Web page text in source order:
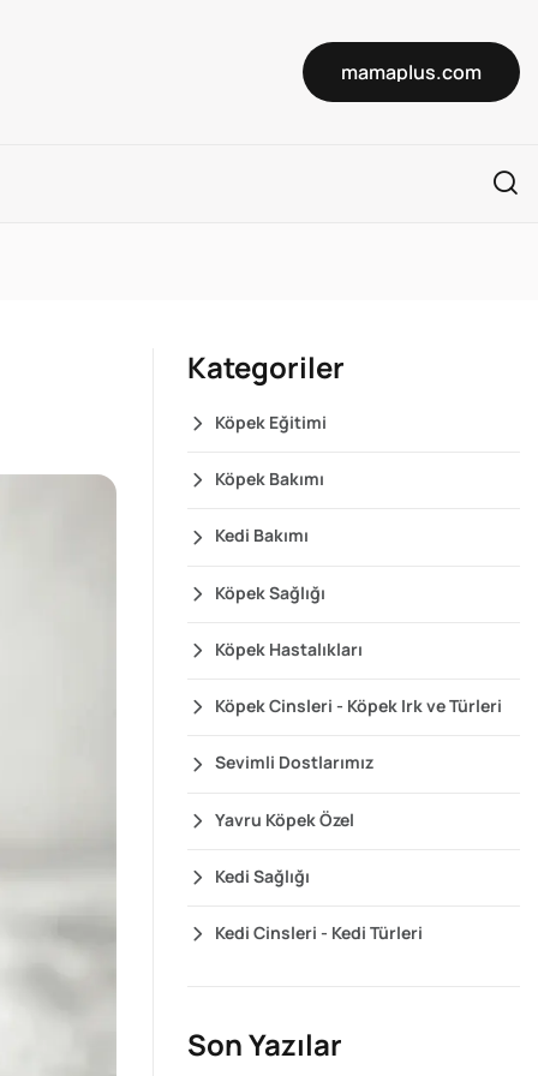
mamaplus.com
Kategoriler
Köpek Eğitimi
Köpek Bakımı
Kedi Bakımı
Köpek Sağlığı
Köpek Hastalıkları
Köpek Cinsleri - Köpek Irk ve Türleri
Sevimli Dostlarımız
Yavru Köpek Özel
Kedi Sağlığı
Kedi Cinsleri - Kedi Türleri
Son Yazılar